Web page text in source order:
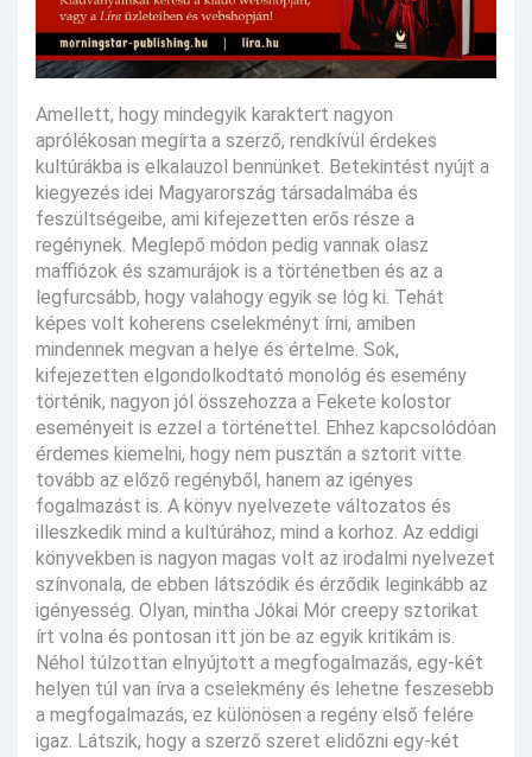
Amellett, hogy mindegyik karaktert nagyon
aprólékosan megírta a szerző, rendkívül érdekes
kultúrákba is elkalauzol bennünket. Betekintést nyújt a
kiegyezés idei Magyarország társadalmába és
feszültségeibe, ami kifejezetten erős része a
regénynek. Meglepő módon pedig vannak olasz
maffiózok és szamurájok is a történetben és az a
legfurcsább, hogy valahogy egyik se lóg ki. Tehát
képes volt koherens cselekményt írni, amiben
mindennek megvan a helye és értelme. Sok,
kifejezetten elgondolkodtató monológ és esemény
történik, nagyon jól összehozza a Fekete kolostor
eseményeit is ezzel a történettel. Ehhez kapcsolódóan
érdemes kiemelni, hogy nem pusztán a sztorit vitte
tovább az előző regényből, hanem az igényes
fogalmazást is. A könyv nyelvezete változatos és
illeszkedik mind a kultúrához, mind a korhoz. Az eddigi
könyvekben is nagyon magas volt az irodalmi nyelvezet
színvonala, de ebben látszódik és érződik leginkább az
igényesség. Olyan, mintha Jókai Mór creepy sztorikat
írt volna és pontosan itt jön be az egyik kritikám is.
Néhol túlzottan elnyújtott a megfogalmazás, egy-két
helyen túl van írva a cselekmény és lehetne feszesebb
a megfogalmazás, ez különösen a regény első felére
igaz. Látszik, hogy a szerző szeret elidőzni egy-két